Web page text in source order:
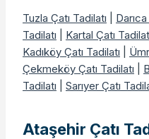
Tuzla Çatı Tadilatı
Tadilatı
Kartal Çatı
Kadıköy Çatı Tadilatı
Çekmeköy Çatı Tadilatı
Tadilatı
Sarıyer Çatı
Ataşehir Çatı